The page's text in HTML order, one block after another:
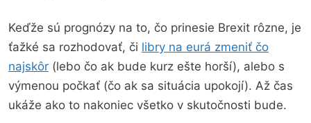
Keďže sú prognózy na to, čo prinesie Brexit rôzne, je
ťažké sa rozhodovať, či libry na eurá zmeniť čo
najskôr (lebo čo ak bude kurz ešte horší), alebo s
výmenou počkať (čo ak sa situácia upokojí). Až čas
ukáže ako to nakoniec všetko v skutočnosti bude.